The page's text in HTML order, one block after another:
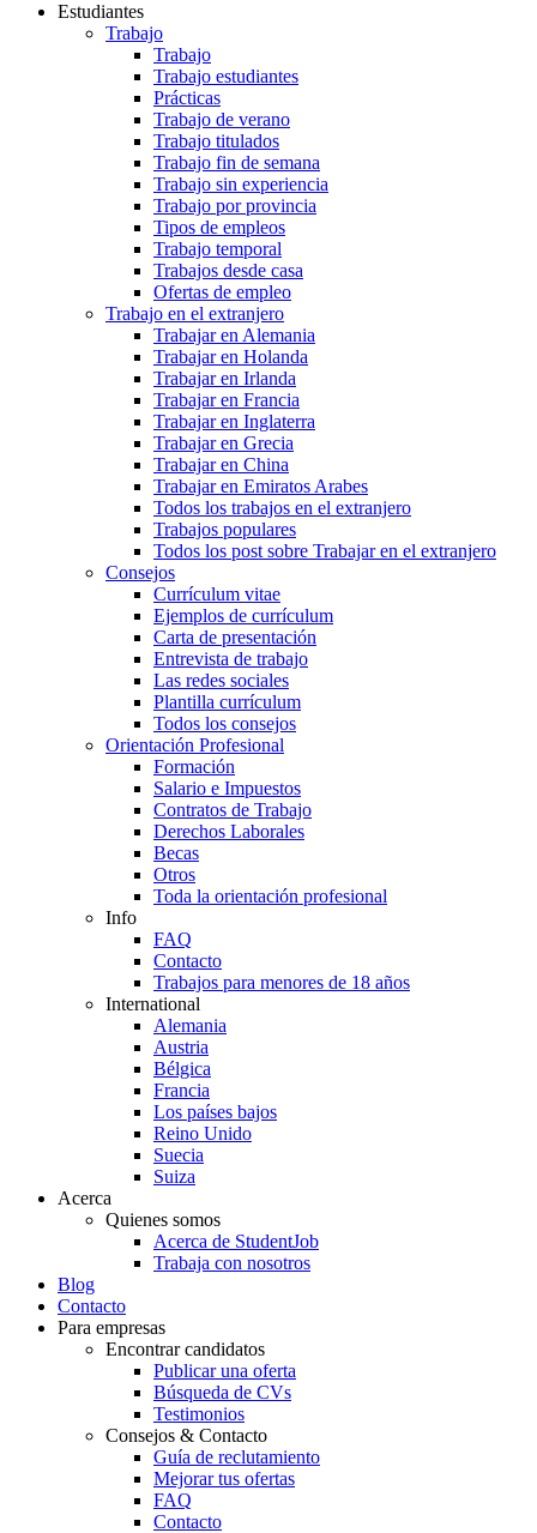
Estudiantes
Trabajo
Trabajo
Trabajo estudiantes
Prácticas
Trabajo de verano
Trabajo titulados
Trabajo fin de semana
Trabajo sin experiencia
Trabajo por provincia
Tipos de empleos
Trabajo temporal
Trabajos desde casa
Ofertas de empleo
Trabajo en el extranjero
Trabajar en Alemania
Trabajar en Holanda
Trabajar en Irlanda
Trabajar en Francia
Trabajar en Inglaterra
Trabajar en Grecia
Trabajar en China
Trabajar en Emiratos Arabes
Todos los trabajos en el extranjero
Trabajos populares
Todos los post sobre Trabajar en el extranjero
Consejos
Currículum vitae
Ejemplos de currículum
Carta de presentación
Entrevista de trabajo
Las redes sociales
Plantilla currículum
Todos los consejos
Orientación Profesional
Formación
Salario e Impuestos
Contratos de Trabajo
Derechos Laborales
Becas
Otros
Toda la orientación profesional
Info
FAQ
Contacto
Trabajos para menores de 18 años
International
Alemania
Austria
Bélgica
Francia
Los países bajos
Reino Unido
Suecia
Suiza
Acerca
Quienes somos
Acerca de StudentJob
Trabaja con nosotros
Blog
Contacto
Para empresas
Encontrar candidatos
Publicar una oferta
Búsqueda de CVs
Testimonios
Consejos & Contacto
Guía de reclutamiento
Mejorar tus ofertas
FAQ
Contacto